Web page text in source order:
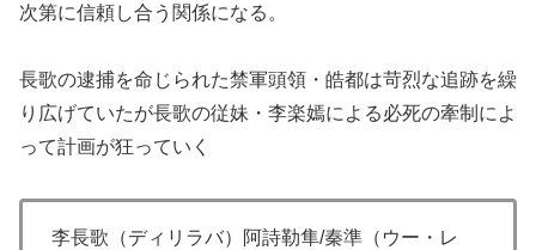
次第に信頼し合う関係になる。
長歌の逮捕を命じられた禁軍頭領・皓都は苛烈な追跡を繰
り広げていたが長歌の従妹・李楽嫣による必死の牽制によ
って計画が狂っていく
李長歌（ディリラバ）阿詩勒隼/秦準（ウー・レ